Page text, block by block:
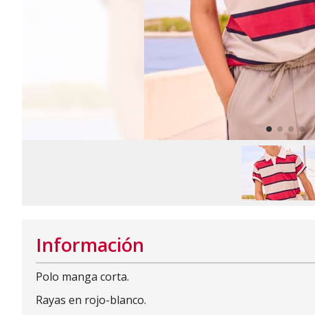
Información
Polo manga corta.
Rayas en rojo-blanco.